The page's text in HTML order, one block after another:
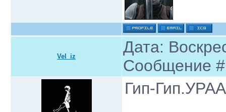
Vel_iz
Дата:
Сообщение
Гип-